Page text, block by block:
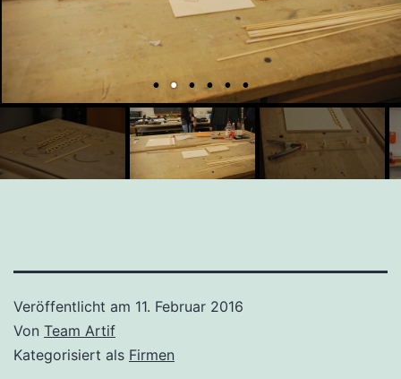
Veröffentlicht am 11. Februar 2016
Von Team Artif
Kategorisiert als Firmen